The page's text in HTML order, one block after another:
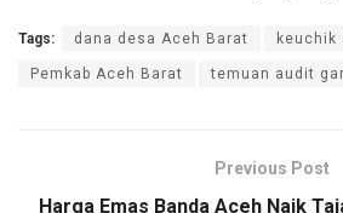
Tags: dana desa Aceh Barat keuchik
Pemkab Aceh Barat temuan audit
Previous Post
Harga Emas Banda Aceh Naik